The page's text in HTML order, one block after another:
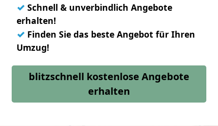
✓ Schnell & unverbindlich Angebote
erhalten!
✓ Finden Sie das beste Angebot für Ihren
Umzug!
blitzschnell kostenlose Angebote
erhalten